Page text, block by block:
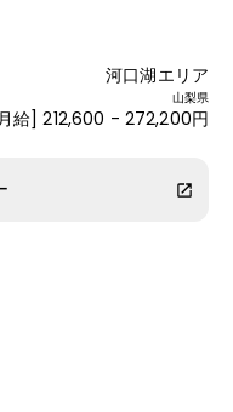
河口湖エリア
山梨県
給] 212,600 - 272,200円